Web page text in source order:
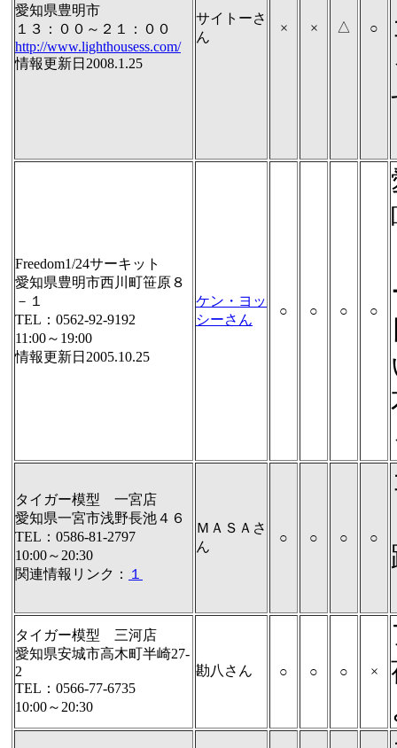
愛知県豊明市
１３：００～２１：００
http://www.lighthousess.com/
情報更新日2008.1.25
サイトーさ
ん
× × △ ○
Freedom1/24サーキット
愛知県豊明市西川町笹原８
－１
TEL：0562-92-9192
11:00～19:00
情報更新日2005.10.25
ケン・ヨッ
シーさん
○ ○ ○ ○
タイガー模型 一宮店
愛知県一宮市浅野長池４６
TEL：0586-81-2797
10:00～20:30
関連情報リンク：
１
ＭＡＳＡさ
ん
○ ○ ○ ○
タイガー模型 三河店
愛知県安城市高木町半崎27-
2
TEL：0566-77-6735
10:00～20:30
勘八さん ○ ○ ○ ×